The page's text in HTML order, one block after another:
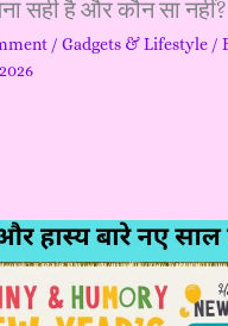
सही है और कौन सा नहीं?
/ Gadgets & Lifestyle/